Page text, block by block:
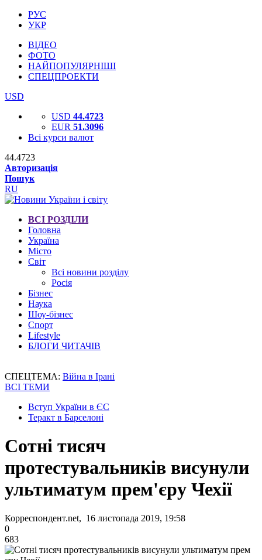
РУС
УКР
ВІДЕО
ФОТО
НАЙПОПУЛЯРНІШІ
СПЕЦПРОЕКТИ
USD
USD 44.4723
EUR 51.3096
Всі курси валют
44.4723
Авторизація
Пошук
RU
ВСІ РОЗДІЛИ
Головна
Україна
Місто
Світ
Всі новини розділу
Росія
Бізнес
Наука
Шоу-бізнес
Спорт
Lifestyle
БЛОГИ ЧИТАЧІВ
СПЕЦТЕМА: Війна в Ірані
ВСІ ТЕМИ
Вступ України в ЄС
Теракт в Барселоні
Сотні тисяч
протестувальників висунули
ультиматум прем'єру Чехії
Корреспондент.net, 16 листопада 2019, 19:58
0
683